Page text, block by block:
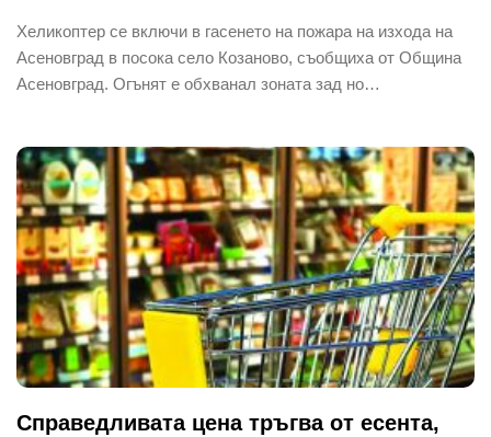
Хеликоптер се включи в гасенето на пожара на изхода на
Асеновград в посока село Козаново, съобщиха от Община
Асеновград. Огънят е обхванал зоната зад но…
Справедливата цена тръгва от есента,